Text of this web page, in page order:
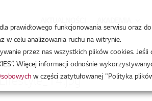
prawidłowego funkcjonowania serwisu oraz
w celu analizowania ruchu na witrynie.
przez nas wszystkich plików cookies.
Więcej informacji odnośnie
w części zatytułowanej "Polityka